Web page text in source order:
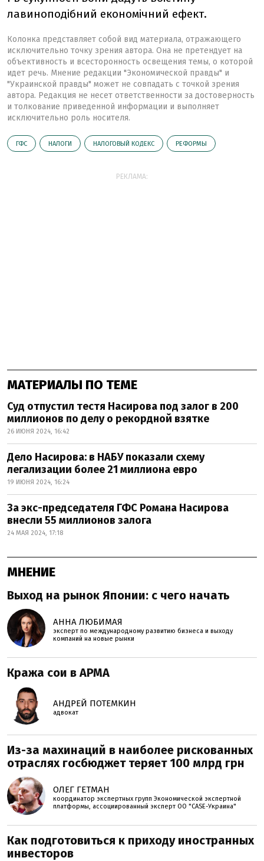
лавиноподібний економічний ефект.
Колонка представляет собой вид материала, отражающего
исключительно точку зрения автора. Она не претендует на
объективность и всесторонность освещения темы, о которой
идет речь. Мнение редакции "Экономической правды" и
"Украинской правды" может не совпадать с точкой зрения
автора. Редакция не несет ответственности за достоверность
и толкование приведенной информации и выполняет
исключительно роль носителя.
ГФС НАЛОГИ НАЛОГОВЫЙ КОДЕКС РЕФОРМЫ
РЕКЛАМА:
МАТЕРИАЛЫ ПО ТЕМЕ
Суд отпустил тестя Насирова под залог в 200
миллионов по делу о рекордной взятке
26 ИЮНЯ 2024, 16:42
Дело Насирова: в НАБУ показали схему
легализации более 21 миллиона евро
19 ИЮНЯ 2024, 16:24
За экс-председателя ГФС Романа Насирова
внесли 55 миллионов залога
24 МАЯ 2024, 17:18
МНЕНИЕ
Выход на рынок Японии: с чего начать
АННА ЛЮБИМАЯ
эксперт по международному развитию бизнеса и выходу
компаний на новые рынки
Кража сои в АРМА
АНДРЕЙ ПОТЕМКИН
адвокат
Из-за махинаций в наиболее рискованных
отраслях госбюджет теряет 100 млрд грн
ОЛЕГ ГЕТМАН
координатор экспертных групп Экономической экспертной
платформы, ассоциированный эксперт ОО "CASE-Украина"
Как подготовиться к приходу иностранных
инвесторов